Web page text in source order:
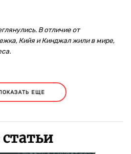
В отличие от
Кийя и Кинджал жили в мире,
ЕЩЕ